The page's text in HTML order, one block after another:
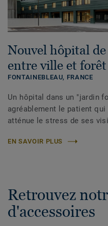
Nouvel hôpital
entre ville et forêt
FONTAINEBLEAU, FRANCE
Un hôpital dans un "jardin
agréablement le patient
atténue le stress de ses
EN SAVOIR PLUS
Retrouvez
d'accessoires